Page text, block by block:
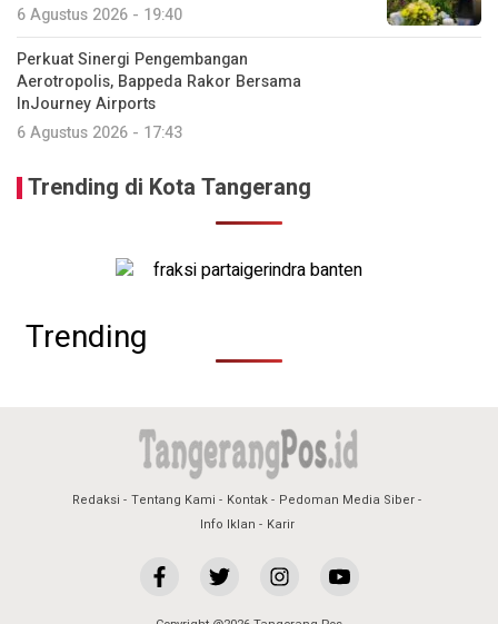
6 Agustus 2026 - 19:40
Perkuat Sinergi Pengembangan
Aerotropolis, Bappeda Rakor Bersama
InJourney Airports
6 Agustus 2026 - 17:43
Trending di Kota Tangerang
Trending
Redaksi Tentang Kami Kontak
Pedoman Media Siber
Info Iklan
Karir